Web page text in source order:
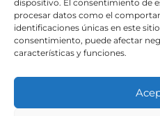
dispositivo. El consentimiento de
procesar datos como el
identificaciones únicas en este
consentimiento, puede afectar
características y funciones.